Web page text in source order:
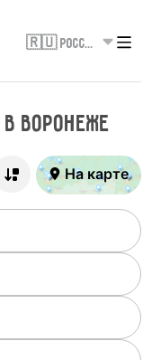
🇷🇺 Россия
в Воронеже
На карте